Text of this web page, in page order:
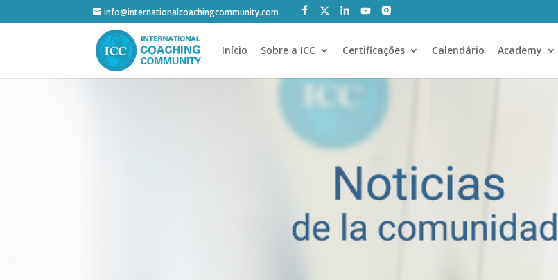
info@internationalcoachingcommunity.com
Início Sobre a ICC Certificações Calendário Academy